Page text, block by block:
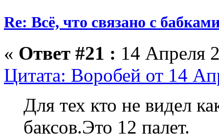
Re: Всё, что связано с
« Ответ #21 : 14 Апреля
Цитата: Воробей от 14
Для тех кто не видел
баксов.Это 12 палет.